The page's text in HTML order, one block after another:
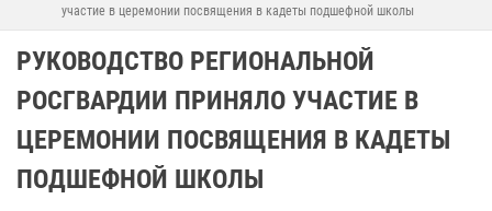
участие в церемонии посвящения в кадеты подшефной школы
РУКОВОДСТВО РЕГИОНАЛЬНОЙ
РОСГВАРДИИ ПРИНЯЛО УЧАСТИЕ В
ЦЕРЕМОНИИ ПОСВЯЩЕНИЯ В КАДЕТЫ
ПОДШЕФНОЙ ШКОЛЫ